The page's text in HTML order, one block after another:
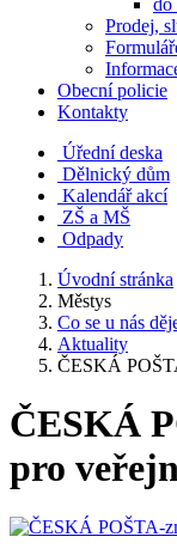
do
Prodej,
Obecní policie
Kontakty
Úřední deska
Dělnický dům
Kalendář akcí
ZŠ a MŠ
Odpady
Úvodní stránka
Městys
Co se u nás
Aktuality
ČESKÁ
ČESKÁ
pro